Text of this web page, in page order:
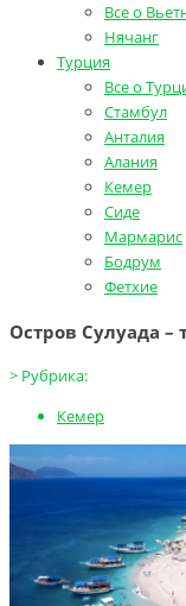
Все о
Нячанг
Турция
Все о
Стамбул
Анталия
Алания
Кемер
Сиде
Мармарис
Бодрум
Фетхие
Остров Сулуада
> Рубрика:
Кемер